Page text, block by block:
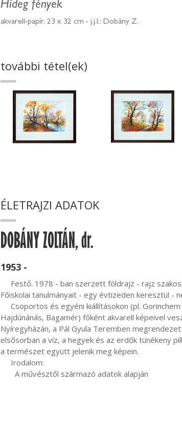
Hideg fények
akvarell-papír, 23 x 32 cm - j.j.l.: Dobány Z.
további tétel(ek)
ÉLETRAJZI ADATOK
DOBÁNY ZOLTÁN, dr.
1953 -
Főiskolai tanulmányait - egy évtizeden keresztül -
Hajdúnánás, Bagamér) főként akvarell képeivel
Nyíregyházán, a Pál Gyula Teremben
elsősorban a víz, a hegyek és az erdők tünékeny
a természet együtt jelenik meg képein.
       A művésztől származó adatok alapján